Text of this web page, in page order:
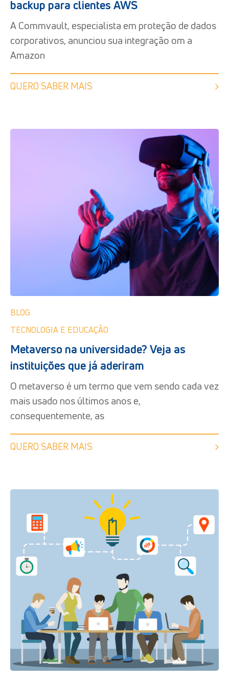
backup para clientes AWS
A Commvault, especialista em proteção de dados
corporativos, anunciou sua integração om a
Amazon
QUERO SABER MAIS
BLOG
TECNOLOGIA E EDUCAÇÃO
Metaverso na universidade? Veja as
instituições que já aderiram
O metaverso é um termo que vem sendo cada vez
mais usado nos últimos anos e,
consequentemente, as
QUERO SABER MAIS